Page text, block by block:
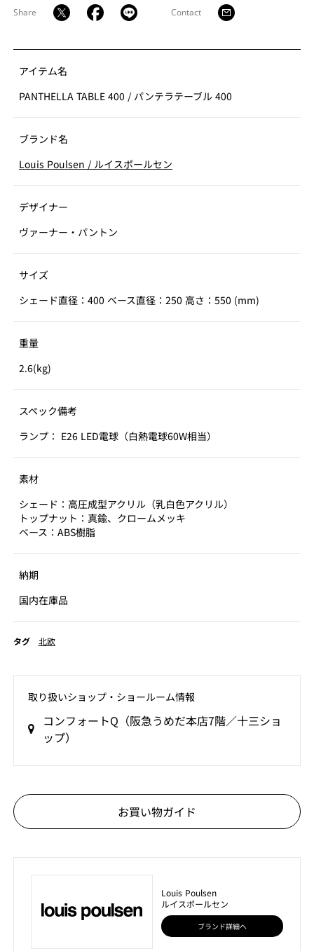
Share Contact
アイテム名
PANTHELLA TABLE 400 / パンテラテーブル 400
ブランド名
Louis Poulsen / ルイスポールセン
デザイナー
ヴァーナー・パントン
サイズ
シェード直径：400 ベース直径：250 高さ：550 (mm)
重量
2.6(kg)
スペック備考
ランプ： E26 LED電球（白熱電球60W相当）
素材
シェード：高圧成型アクリル（乳白色アクリル）
トップナット：真鍮、クロームメッキ
ベース：ABS樹脂
納期
国内在庫品
タグ 北欧
取り扱いショップ‧ショールーム情報
コンフォートQ（阪急うめだ本店7階／十三ショ
ップ）
お買い物ガイド
Louis Poulsen
ルイスポールセン
ブランド詳細へ